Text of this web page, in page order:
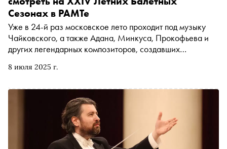
8 июля 2025 г.
Сезонах в РАМТе
Уже в 24-й раз московское лето проходит под музыку
Чайковского, а также Адана, Минкуса, Прокофьева и
других легендарных композиторов, создавших
28 августа на сцене Российского академического
классика нон-стоп в исполнении четырех танцевальных
коллективов. Всего за два месяца покажут 76
спектаклей в сопровождении оркестра. Рассказываем о
постановках, которые нельзя пропустить